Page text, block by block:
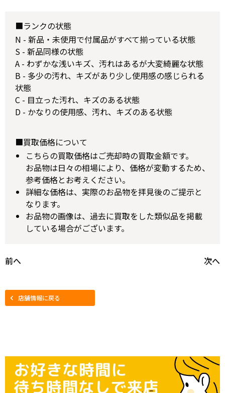
■ランクの状態
N - 新品・未使用で付属品がすべて揃っている状態
S - 新品同様の状態
A - わずかな浅いキズ、汚れはあるが大変綺麗な状態
B - 多少の汚れ、キズがあり少し使用感の感じられる
状態
C - 目立った汚れ、キズのある状態
D - かなりの使用感、汚れ、キズのある状態
■買取価格について
こちらの買取価格はご売却時の買取金額です。
お品物は日々の相場により、価格が変動するため、
参考価格とお考えください。
詳細な価格は、実際のお品物を拝見後のご提示と
なります。
お品物の画像は、過去に買取をした類似品を掲載
している場合がございます。
前へ 次へ
店舗情報に戻る